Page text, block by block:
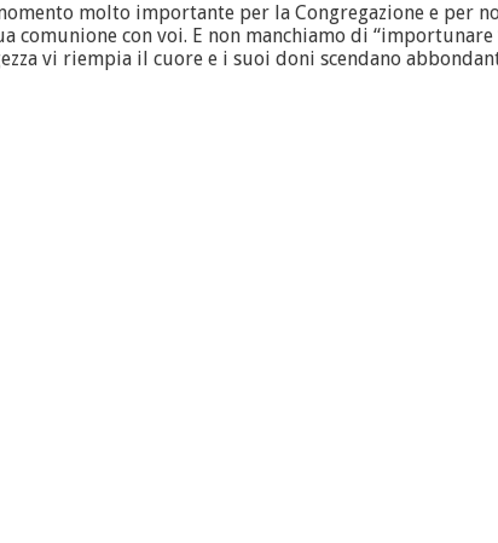
molto importante per la Congregazione e per
comunione con voi. E non manchiamo di
vi riempia il cuore e i suoi doni scendano